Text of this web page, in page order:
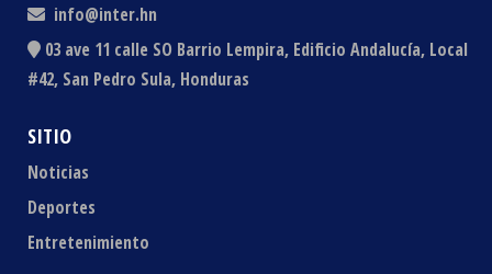
info@inter.hn
03 ave 11 calle SO Barrio Lempira, Edificio Andalucía, Local
#42, San Pedro Sula, Honduras
SITIO
Noticias
Deportes
Entretenimiento